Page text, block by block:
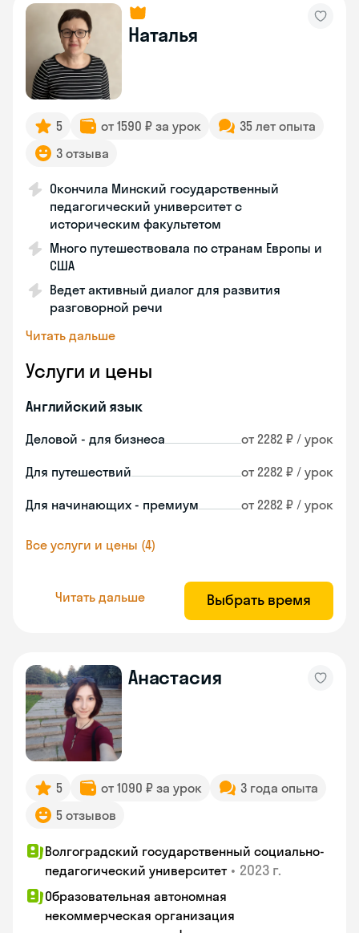
Наталья
5 от 1590 ₽ за урок
35 лет опыта
3 отзыва
Окончила Минский государственный
педагогический университет с
историческим факультетом
Много путешествовала по странам Европы и
США
Ведет активный диалог для развития
разговорной речи
Читать дальше
Услуги и цены
Английский язык
Деловой - для бизнеса от 2282 ₽ / урок
Для путешествий от 2282 ₽ / урок
Для начинающих - премиум от 2282 ₽ / урок
Все услуги и цены (4)
Читать дальше Выбрать время
Анастасия
5 от 1090 ₽ за урок
3 года опыта
5 отзывов
Волгоградский государственный социально-
педагогический университет • 2023 г.
Образовательная автономная
некоммерческая организация